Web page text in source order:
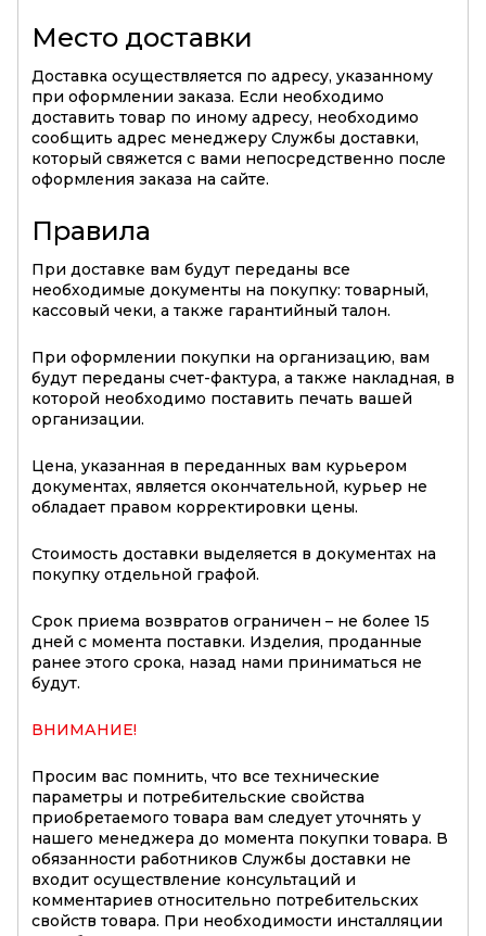
Место доставки
Доставка осуществляется по адресу, указанному
при оформлении заказа. Если необходимо
доставить товар по иному адресу, необходимо
сообщить адрес менеджеру Службы доставки,
который свяжется с вами непосредственно после
оформления заказа на сайте.
Правила
При доставке вам будут переданы все
необходимые документы на покупку: товарный,
кассовый чеки, а также гарантийный талон.
При оформлении покупки на организацию, вам
будут переданы счет-фактура, а также накладная, в
которой необходимо поставить печать вашей
организации.
Цена, указанная в переданных вам курьером
документах, является окончательной, курьер не
обладает правом корректировки цены.
Стоимость доставки выделяется в документах на
покупку отдельной графой.
Срок приема возвратов ограничен – не более 15
дней с момента поставки. Изделия, проданные
ранее этого срока, назад нами приниматься не
будут.
ВНИМАНИЕ!
Просим вас помнить, что все технические
параметры и потребительские свойства
приобретаемого товара вам следует уточнять у
нашего менеджера до момента покупки товара. В
обязанности работников Службы доставки не
входит осуществление консультаций и
комментариев относительно потребительских
свойств товара. При необходимости инсталляции